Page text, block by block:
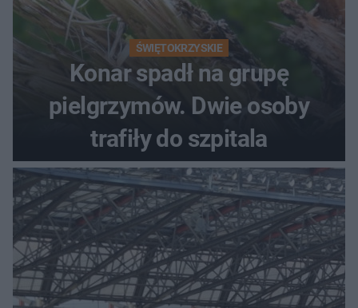
ŚWIĘTOKRZYSKIE
Konar spadł na grupę
pielgrzymów. Dwie osoby
trafiły do szpitala